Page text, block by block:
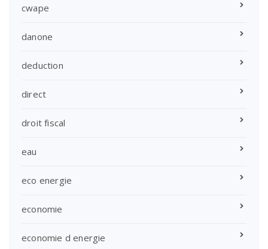
cwape
danone
deduction
direct
droit fiscal
eau
eco energie
economie
economie d energie